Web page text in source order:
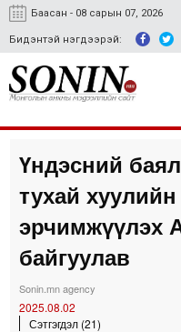
Баасан - 08 сарын 07, 2026
Бидэнтэй нэгдээрэй:
Улс
Үндэсний
тухай
эрчимжүүлэх
байгуулав
Sonin.mn agency
2025.08.02
Сэтгэгдэл (21)